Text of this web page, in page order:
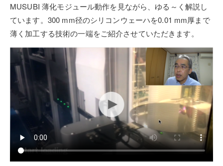
MUSUBI 薄化モジュール動作を見ながら、ゆる～く解説し
ています。300 mm径のシリコンウェーハを0.01 mm厚まで
薄く加工する技術の一端をご紹介させていただきます。